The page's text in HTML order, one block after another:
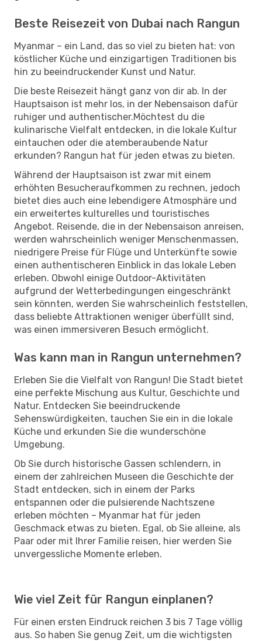
Beste Reisezeit von Dubai nach Rangun
Myanmar – ein Land, das so viel zu bieten hat: von
köstlicher Küche und einzigartigen Traditionen bis
hin zu beeindruckender Kunst und Natur.
Die beste Reisezeit hängt ganz von dir ab. In der
Hauptsaison ist mehr los, in der Nebensaison dafür
ruhiger und authentischer.Möchtest du die
kulinarische Vielfalt entdecken, in die lokale Kultur
eintauchen oder die atemberaubende Natur
erkunden? Rangun hat für jeden etwas zu bieten.
Während der Hauptsaison ist zwar mit einem
erhöhten Besucheraufkommen zu rechnen, jedoch
bietet dies auch eine lebendigere Atmosphäre und
ein erweitertes kulturelles und touristisches
Angebot. Reisende, die in der Nebensaison anreisen,
werden wahrscheinlich weniger Menschenmassen,
niedrigere Preise für Flüge und Unterkünfte sowie
einen authentischeren Einblick in das lokale Leben
erleben. Obwohl einige Outdoor-Aktivitäten
aufgrund der Wetterbedingungen eingeschränkt
sein könnten, werden Sie wahrscheinlich feststellen,
dass beliebte Attraktionen weniger überfüllt sind,
was einen immersiveren Besuch ermöglicht.
Was kann man in Rangun unternehmen?
Erleben Sie die Vielfalt von Rangun! Die Stadt bietet
eine perfekte Mischung aus Kultur, Geschichte und
Natur. Entdecken Sie beeindruckende
Sehenswürdigkeiten, tauchen Sie ein in die lokale
Küche und erkunden Sie die wunderschöne
Umgebung.
Ob Sie durch historische Gassen schlendern, in
einem der zahlreichen Museen die Geschichte der
Stadt entdecken, sich in einem der Parks
entspannen oder die pulsierende Nachtszene
erleben möchten – Myanmar hat für jeden
Geschmack etwas zu bieten. Egal, ob Sie alleine, als
Paar oder mit Ihrer Familie reisen, hier werden Sie
unvergessliche Momente erleben.
Wie viel Zeit für Rangun einplanen?
Für einen ersten Eindruck reichen 3 bis 7 Tage völlig
aus. So haben Sie genug Zeit, um die wichtigsten